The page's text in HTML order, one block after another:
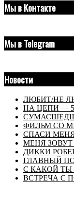
Мы в Контакте
Мы в Telegram
Новости
ЛЮБИТ/НЕ
НА ЦЕПИ — 5
ФИЛЬМ СО
СПАСИ МЕНЯ
МЕНЯ ЗОВУТ
ДИККИ
ГЛАВНЫЙ
С КАКОЙ ТЫ
ВСТРЕЧА С